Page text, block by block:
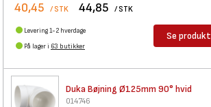
40,45 / STK 44,85 / STK
Levering 1-2 hverdage
På lager i 63 butikker
Se produkt
Duka Bøjning Ø125mm 90° hvid
014746